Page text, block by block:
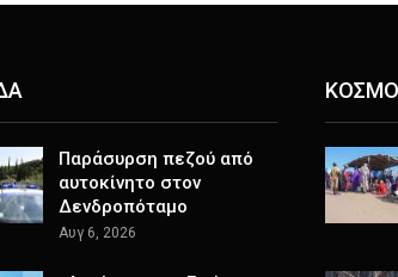
Παράσυρση πεζού από
αυτοκίνητο στον
Δενδροπόταμο
Αυγ 6, 2026